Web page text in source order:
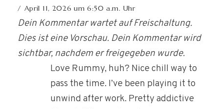
April 11, 2026 um 6:50 a.m. Uhr
Dein Kommentar wartet auf Freischaltung.
Dies ist eine Vorschau. Dein Kommentar wird
sichtbar, nachdem er freigegeben wurde.
Love Rummy, huh? Nice chill way to
pass the time. I’ve been playing it to
unwind after work. Pretty addictive